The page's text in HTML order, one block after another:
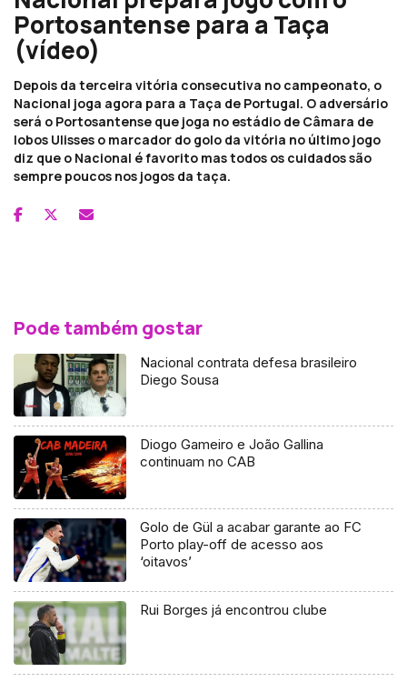
Portosantense para a Taça
(vídeo)
Depois da terceira vitória consecutiva no campeonato, o
Nacional joga agora para a Taça de Portugal. O adversário
será o Portosantense que joga no estádio de Câmara de
lobos Ulisses o marcador do golo da vitória no último jogo
diz que o Nacional é favorito mas todos os cuidados são
sempre poucos nos jogos da taça.
Pode também gostar
Nacional contrata defesa brasileiro
Diego Sousa
Diogo Gameiro e João Gallina
continuam no CAB
Golo de Gül a acabar garante ao FC
Porto play-off de acesso aos
‘oitavos’
Rui Borges já encontrou clube